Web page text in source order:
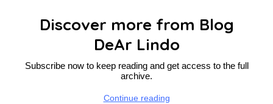
Discover more from Blog
DeAr Lindo
Subscribe now to keep reading and get access to the full
archive.
Continue reading